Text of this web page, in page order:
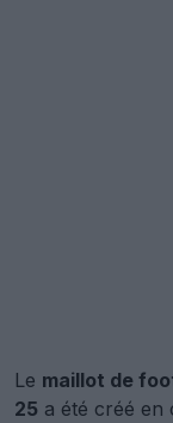
Le maillot de
25 a été créé en